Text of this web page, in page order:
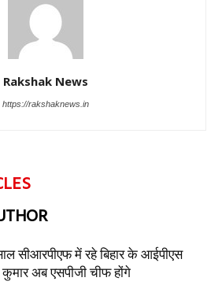
Rakshak News
https://rakshaknews.in
सीआरपीएफ में रहे बिहार के आईपीएस
अब एसपीजी चीफ होंगे